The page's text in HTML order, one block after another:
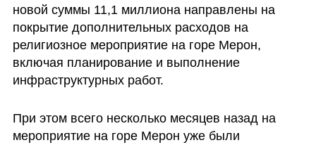
новой суммы 11,1 миллиона направлены на
покрытие дополнительных расходов на
религиозное мероприятие на горе Мерон,
включая планирование и выполнение
инфраструктурных работ.
При этом всего несколько месяцев назад на
мероприятие на горе Мерон уже были